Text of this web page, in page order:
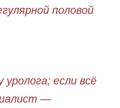
половой
если всё
—